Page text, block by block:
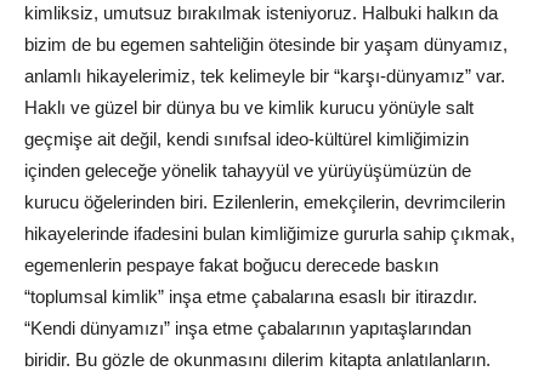
kimliksiz, umutsuz bırakılmak isteniyoruz. Halbuki halkın da
bizim de bu egemen sahteliğin ötesinde bir yaşam dünyamız,
anlamlı hikayelerimiz, tek kelimeyle bir “karşı-dünyamız” var.
Haklı ve güzel bir dünya bu ve kimlik kurucu yönüyle salt
geçmişe ait değil, kendi sınıfsal ideo-kültürel kimliğimizin
içinden geleceğe yönelik tahayyül ve yürüyüşümüzün de
kurucu öğelerinden biri. Ezilenlerin, emekçilerin, devrimcilerin
hikayelerinde ifadesini bulan kimliğimize gururla sahip çıkmak,
egemenlerin pespaye fakat boğucu derecede baskın
“toplumsal kimlik” inşa etme çabalarına esaslı bir itirazdır.
“Kendi dünyamızı” inşa etme çabalarının yapıtaşlarından
biridir. Bu gözle de okunmasını dilerim kitapta anlatılanların.